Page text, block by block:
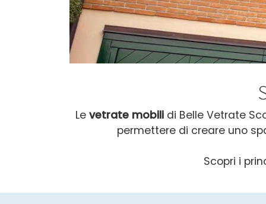
Le vetrate mobili di Belle Vetrate
permettere di creare uno
Scopri i